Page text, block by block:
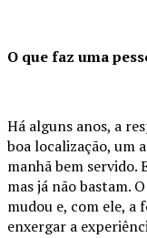
O que faz uma
Há alguns anos, a
boa localização, um
manhã bem servido.
mas já não bastam.
mudou e, com ele, a
enxergar a